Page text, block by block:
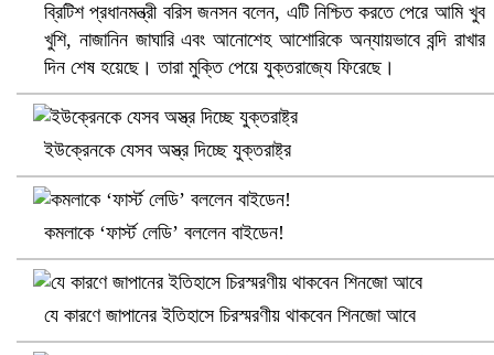
ভিউ বাড়াতে রাম দা হাতে ফেসবুকে ভিডিও পোস্ট শিক্ষকের
ব্রিটিশ প্রধানমন্ত্রী বরিস জনসন বলেন, এটি নিশ্চিত করতে পেরে আমি খুব
খুশি, নাজানিন জাঘারি এবং আনোশেহ আশোরিকে অন্যায়ভাবে বন্দি রাখার
দিন শেষ হয়েছে। তারা মুক্তি পেয়ে যুক্তরাজ্যে ফিরেছে।
ইউক্রেনকে যেসব অস্ত্র দিচ্ছে যুক্তরাষ্ট্র
কমলাকে ‘ফার্স্ট লেডি’ বললেন বাইডেন!
যে কারণে জাপানের ইতিহাসে চিরস্মরণীয় থাকবেন শিনজো আবে